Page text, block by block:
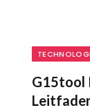
G15tool